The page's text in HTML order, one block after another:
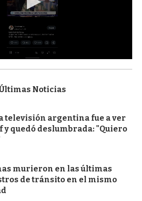
Noticias
televisión argentina fue a ver
y quedó deslumbrada: "Quiero
murieron en las últimas
de tránsito en el mismo